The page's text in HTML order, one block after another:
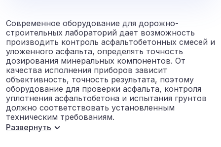
Современное оборудование для дорожно-
строительных лабораторий дает возможность
производить контроль асфальтобетонных смесей и
уложенного асфальта, определять точность
дозирования минеральных компонентов. От
качества исполнения приборов зависит
объективность, точность результата, поэтому
оборудование для проверки асфальта, контроля
уплотнения асфальтобетона и испытания грунтов
должно соответствовать установленным
техническим требованиям.
Развернуть